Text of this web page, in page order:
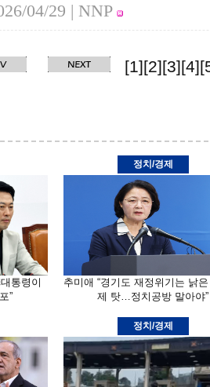
04/29 | NNP
[1][2][3][4]
통령이
”
정치/경제
추미애 “경기도 재정위기는 낡
제 탓…정치공방 말아야”
정치/경제